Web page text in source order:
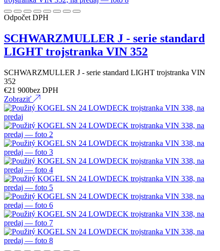
Odpočet DPH
SCHWARZMULLER J - serie standard
LIGHT trojstranka VIN 352
SCHWARZMULLER J - serie standard LIGHT trojstranka VIN
352
€21 900bez DPH
Zobraziť